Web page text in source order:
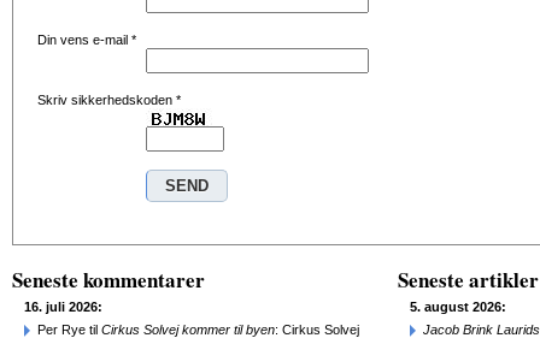
Din vens e-mail *
Skriv sikkerhedskoden *
Seneste kommentarer
16. juli 2026:
Per Rye til Cirkus Solvej kommer til byen: Cirkus Solvej
Seneste artikler
5. august 2026:
Jacob Brink